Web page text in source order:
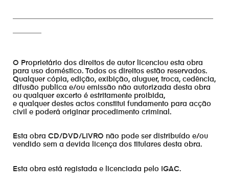
O Proprietário dos direitos de autor licenciou esta obra
para uso doméstico. Todos os direitos estão reservados.
Qualquer cópia, edição, exibição, aluguer, troca, cedência,
difusão publica e/ou emissão não autorizada desta obra
ou qualquer excerto é estritamente proibida,
e qualquer destes actos constitui fundamento para acção
civil e poderá originar procedimento criminal.
Esta obra CD/DVD/LIVRO não pode ser distribuído e/ou
vendido sem a devida licença dos titulares desta obra.
Esta obra está registada e licenciada pelo IGAC.